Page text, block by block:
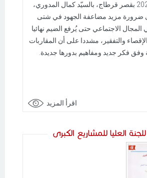
الأربعاء 22 جانفي 2025 بقصر قرطاج، بالسيّد كمال المدوري،
ضرورة مزيد مضاعفة الجهود في شتى
الاجتماعي حتى يُرفع الضيم نهائيا
والتفقير، مشددا على أن المقاربات
فكر جديد ومفاهيم بدورها جديدة.
اقرأ المزيد
العليا للمشاريع الكبرى